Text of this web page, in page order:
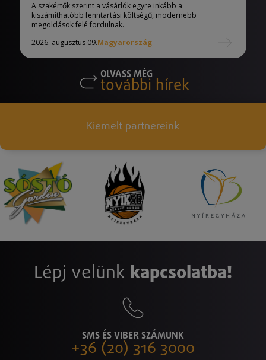
A szakértők szerint a vásárlók egyre inkább a
kiszámíthatóbb fenntartási költségű, modernebb
megoldások felé fordulnak.
2026. augusztus 09.Magyarország
OLVASS MÉG
további hírek
Kiemelt partnereink
Lépj velünk kapcsolatba!
SMS ÉS VIBER SZÁMUNK
+36 (20) 316 3000